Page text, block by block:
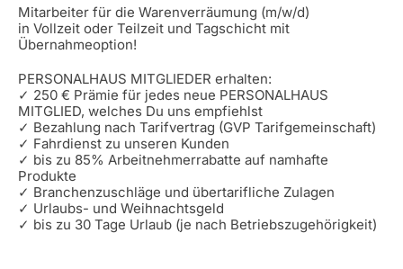
Mitarbeiter für die Warenverräumung (m/w/d)
in Vollzeit oder Teilzeit und Tagschicht mit
Übernahmeoption!
PERSONALHAUS MITGLIEDER erhalten:
✓ 250 € Prämie für jedes neue PERSONALHAUS
MITGLIED, welches Du uns empfiehlst
✓ Bezahlung nach Tarifvertrag (GVP Tarifgemeinschaft)
✓ Fahrdienst zu unseren Kunden
✓ bis zu 85% Arbeitnehmerrabatte auf namhafte
Produkte
✓ Branchenzuschläge und übertarifliche Zulagen
✓ Urlaubs- und Weihnachtsgeld
✓ bis zu 30 Tage Urlaub (je nach Betriebszugehörigkeit)